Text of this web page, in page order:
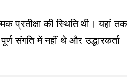
प्रतीक्षा की स्थिति थी। यहां तक
संगति में नहीं थे और उद्धारकर्ता